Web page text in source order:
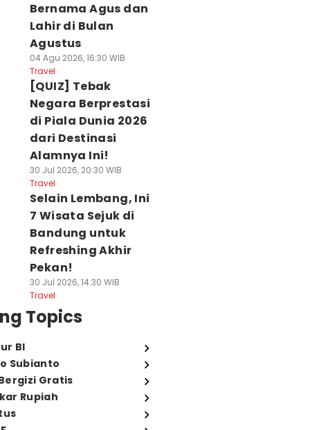
Bernama Agus dan
Lahir di Bulan
Agustus
04 Agu 2026, 16:30 WIB
Travel
[QUIZ] Tebak
Negara Berprestasi
di Piala Dunia 2026
dari Destinasi
Alamnya Ini!
30 Jul 2026, 20:30 WIB
Travel
Selain Lembang, Ini
7 Wisata Sejuk di
Bandung untuk
Refreshing Akhir
Pekan!
30 Jul 2026, 14:30 WIB
Travel
Topics
BI
Subianto
Gratis
Rupiah